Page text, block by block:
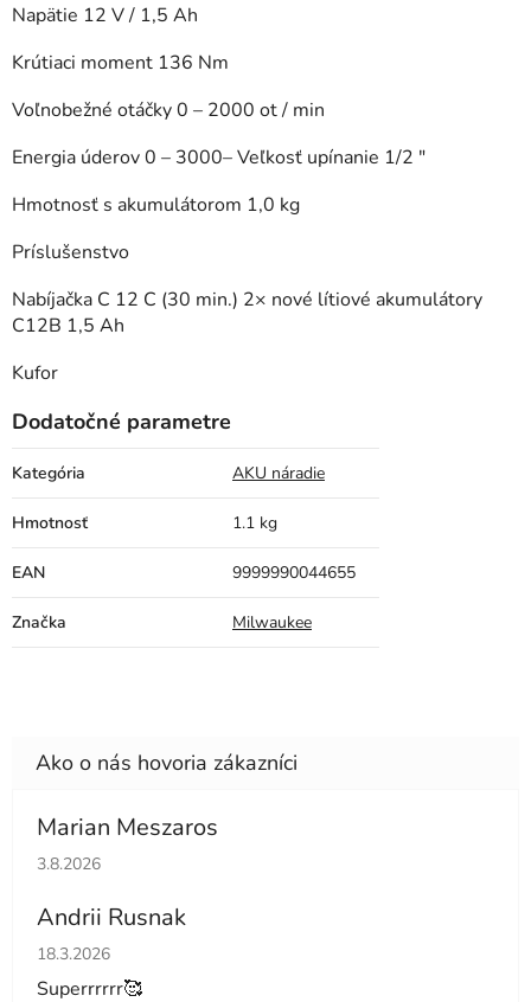
Napätie 12 V / 1,5 Ah
Krútiaci moment 136 Nm
Voľnobežné otáčky 0 – 2000 ot / min
Energia úderov 0 – 3000– Veľkosť upínanie 1/2 "
Hmotnosť s akumulátorom 1,0 kg
Príslušenstvo
Nabíjačka C 12 C (30 min.) 2× nové lítiové akumulátory
C12B 1,5 Ah
Kufor
Dodatočné parametre
Kategória AKU náradie
Hmotnosť 1.1 kg
EAN 9999990044655
Značka Milwaukee
Marian Meszaros
Hodnotenie obchodu je 5 z 5 hviezdičiek.
3.8.2026
Andrii Rusnak
Hodnotenie obchodu je 5 z 5 hviezdičiek.
18.3.2026
Superrrrrr🥰